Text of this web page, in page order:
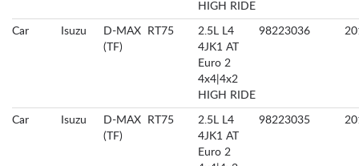
HIGH RIDE
Car Isuzu
D-MAX
(TF)
RT75
2.5L L4
4JK1 AT
Euro 2
4x4|4x2
HIGH RIDE
98223036
Car Isuzu
D-MAX
(TF)
RT75
2.5L L4
4JK1 AT
Euro 2
98223035